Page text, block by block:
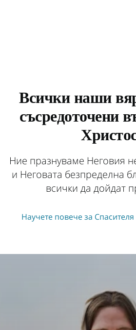
Всички наши
съсредоточени
Ние празнуваме Неговия
и Неговата безпределна
всички да дойдат
Научете повече за Спасителя